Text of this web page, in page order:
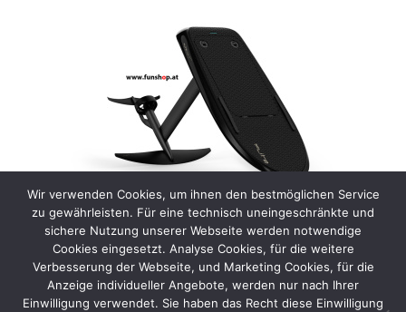
Fliteboard Ultra Series 3
Wir verwenden Cookies, um ihnen den bestmöglichen Service
zu gewährleisten. Für eine technisch uneingeschränkte und
sichere Nutzung unserer Webseite werden notwendige
Cookies eingesetzt. Analyse Cookies, für die weitere
Verbesserung der Webseite, und Marketing Cookies, für die
Anzeige individueller Angebote, werden nur nach Ihrer
Einwilligung verwendet. Sie haben das Recht diese Einwilligung